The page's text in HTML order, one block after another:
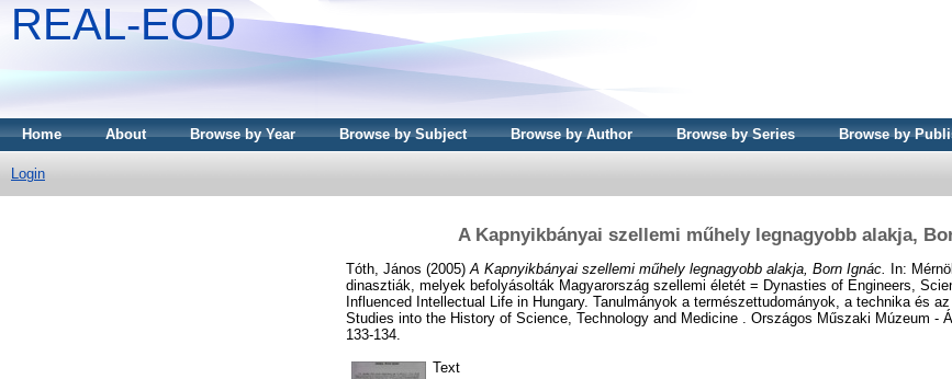
REAL-EOD
Home About Browse by Year Browse by Subject Browse by Author Browse by Series Browse by
Login
A Kapnyikbányai szellemi műhely legnagyobb alakja,
Tóth, János (2005) A Kapnyikbányai szellemi műhely legnagyobb alakja, Born Ignác. In:
dinasztiák, melyek befolyásolták Magyarország szellemi életét = Dynasties of Engineers,
Influenced Intellectual Life in Hungary. Tanulmányok a természettudományok, a technika és
Studies into the History of Science, Technology and Medicine . Országos Műszaki Múzeum -
133-134.
Text